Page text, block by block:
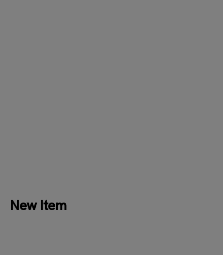
New Item